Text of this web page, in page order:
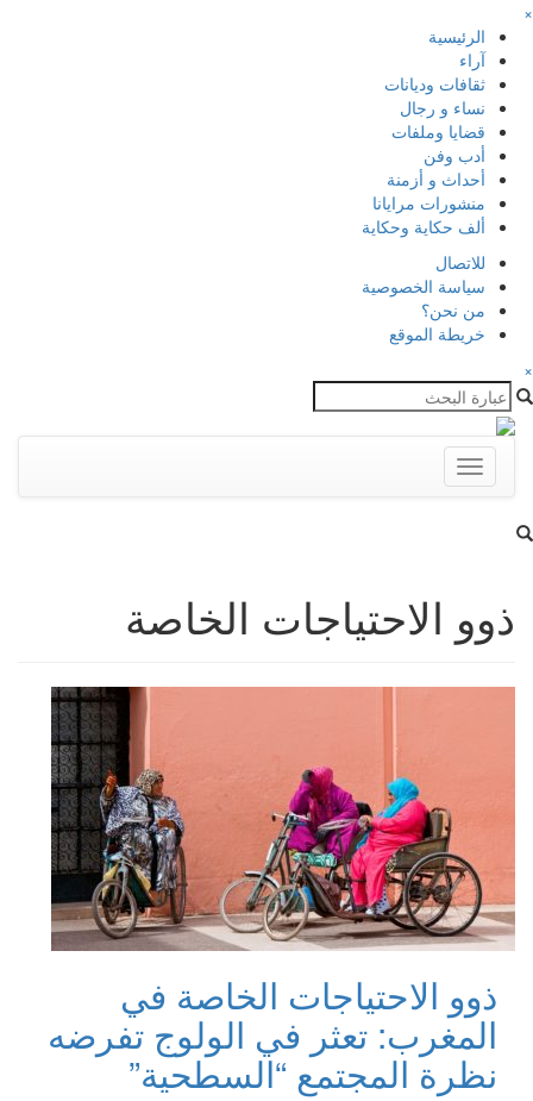
×
الرئيسية
آراء
ثقافات وديانات
نساء و رجال
قضايا وملفات
أدب وفن
أحداث و أزمنة
منشورات مرايانا
ألف حكاية وحكاية
للاتصال
سياسة الخصوصية
من نحن؟
خريطة الموقع
×
Toggle
navigation
ذوو الاحتياجات الخاصة
ذوو الاحتياجات الخاصة في
المغرب: تعثر في الولوج تفرضه
نظرة المجتمع “السطحية”